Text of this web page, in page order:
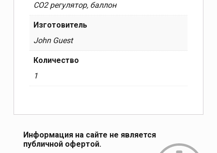
СО2 регулятор, баллон
Изготовитель
John Guest
Количество
1
Информация на сайте не является
публичной офертой.